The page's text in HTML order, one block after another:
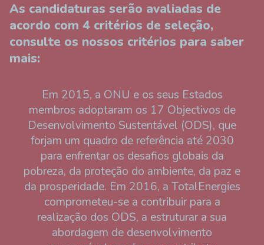
As candidaturas serão avaliadas de
acordo com 4 critérios de seleção,
consulte os nossos critérios para saber
mais:
Em 2015, a ONU e os seus Estados
membros adoptaram os 17 Objectivos de
Desenvolvimento Sustentável (ODS), que
forjam um quadro de referência até 2030
para enfrentar os desafios globais da
pobreza, da proteção do ambiente, da paz e
da prosperidade. Em 2016, a TotalEnergies
comprometeu-se a contribuir para a
realização dos ODS, a estruturar a sua
abordagem de desenvolvimento